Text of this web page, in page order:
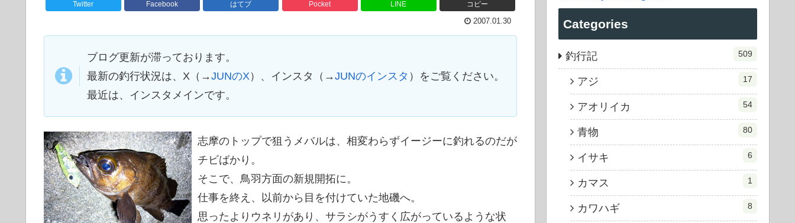
Twitter Facebook はてブ Pocket LINE コピー
2007.01.30
ブログ更新が滞っております。
最新の釣行状況は、X（→JUNのX ）、インスタ（→JUNのインスタ ）をご覧ください。
最近は、インスタメインです。
志摩のトップで狙うメバルは、相変わらずイージーに釣れるのだが
チビばかり。
そこで、鳥羽方面の新規開拓に。
仕事を終え、以前から目を付けていた地磯へ。
思ったよりウネリがあり、サラシがうすく広がっているような状
Categories
釣行記 509
アジ 17
アオリイカ 54
青物 80
イサキ 6
カマス 1
カワハギ 8